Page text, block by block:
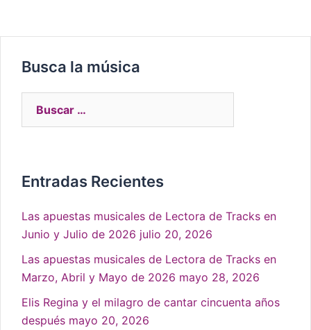
Busca la música
Entradas Recientes
Las apuestas musicales de Lectora de Tracks en
Junio y Julio de 2026 julio 20, 2026
Las apuestas musicales de Lectora de Tracks en
Marzo, Abril y Mayo de 2026 mayo 28, 2026
Elis Regina y el milagro de cantar cincuenta años
después mayo 20, 2026